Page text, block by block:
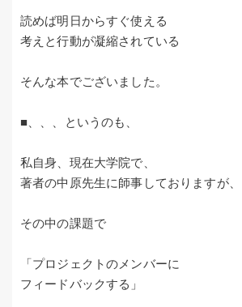
読めば明日からすぐ使える
考えと行動が凝縮されている
そんな本でございました。
■、、、というのも、
私自身、現在大学院で、
著者の中原先生に師事しておりますが、
その中の課題で
「プロジェクトのメンバーに
フィードバックする」